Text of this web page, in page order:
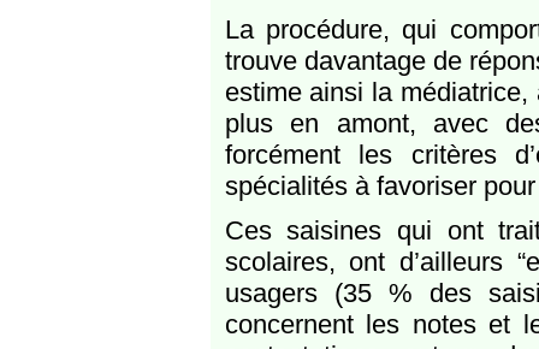
La procédure, qui
trouve davantage de
estime ainsi la médiatrice,
plus en amont, avec
forcément les critères
spécialités à favoriser
Ces saisines qui ont
scolaires, ont d’ailleurs
usagers (35 % des
concernent les notes et